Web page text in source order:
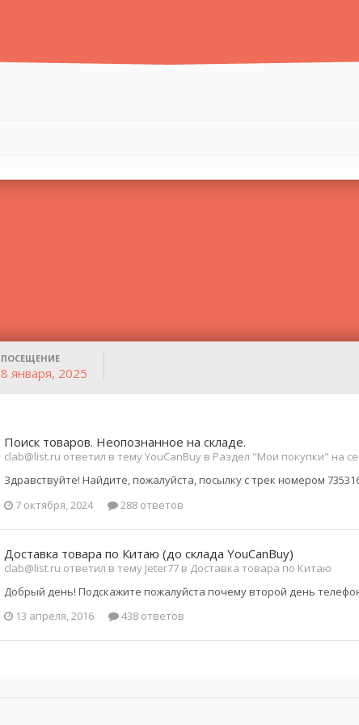
ПОСЕЩЕНИЕ
8 января, 2025
Поиск товаров. Неопознанное на складе.
clab@list.ru ответил в тему YouCanBuy в Раздел "Мои покупки" на
Здравствуйте! Найдите, пожалуйста, посылку с трек номером
7 октября, 2024
288 ответов
Доставка товара по Китаю (до склада YouCanBuy)
clab@list.ru ответил в тему Jeter77 в Доставка товара по Китаю
Добрый день! Подскажите пожалуйста почему второй день
13 апреля, 2016
438 ответов